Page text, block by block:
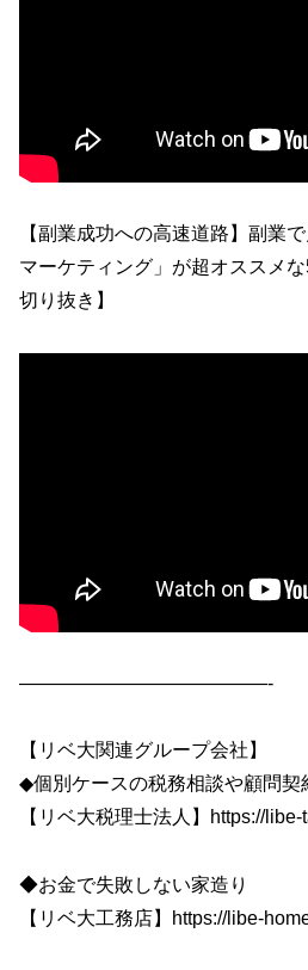
【副業成功への高速道路】副業
マーケティング」が超オススメ
切り抜き】
—————————————-
【リベ大関連グループ会社】
◆個別ケースの税務相談や顧問契
【リベ大税理士法人】https://libe-
◆お金で失敗しない家造り
【リベ大工務店】https://libe-